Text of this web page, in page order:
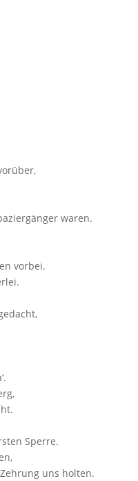
waren.
vorbei.
Sperre.
uns holten.